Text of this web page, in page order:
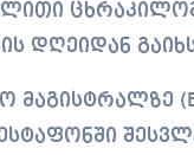
დღეიდან